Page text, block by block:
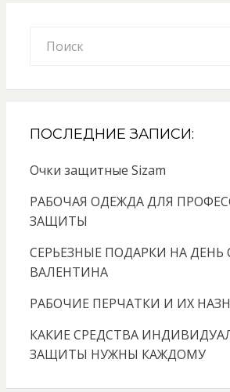
for:
ПОСЛЕДНИЕ ЗАПИСИ:
Очки защитные Sizam
РАБОЧАЯ ОДЕЖДА ДЛЯ
ЗАЩИТЫ
СЕРЬЕЗНЫЕ ПОДАРКИ НА ДЕНЬ
ВАЛЕНТИНА
РАБОЧИЕ ПЕРЧАТКИ И ИХ
КАКИЕ СРЕДСТВА
ЗАЩИТЫ НУЖНЫ КАЖДОМУ